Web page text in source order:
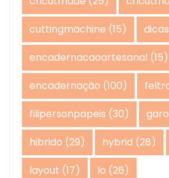
cuttingmachine (15) dicas
encadernacaoartesanal (15)
encadernação (100)
filipersonpapeis (30)
hibrido (29) hybrid (28)
layout (17) lo (26)